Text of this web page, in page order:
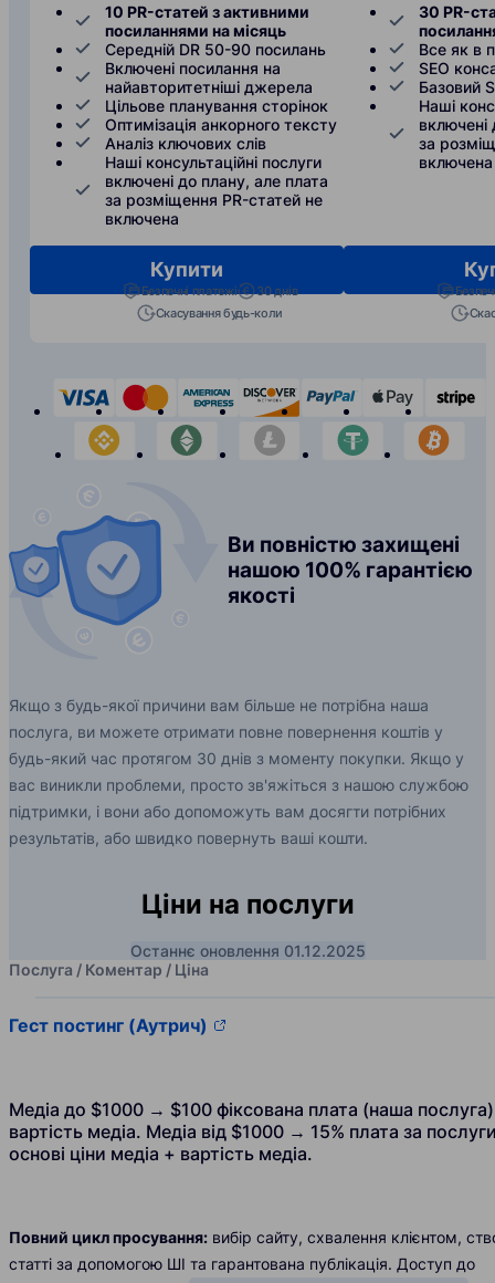
10 PR-статей з активними
посиланнями на місяць
Середній DR 50-90 посилань
Включені посилання на
найавторитетніші джерела
Цільове планування сторінок
Оптимізація анкорного тексту
Аналіз ключових слів
Наші консультаційні послуги
включені до плану, але плата
за розміщення PR-статей не
включена
Купити
Безпечні платежі
30 днів
Скасування будь-коли
30 PR-
Все як в
SEO
Базовий
Наші
включені
за
включена
visa mastercardamerican-express
discover paypal apple-
binance
etherium litecoin tether
Ви повністю захищені
нашою 100% гарантією
якості
Якщо з будь-якої причини вам більше не потрібна наша
послуга, ви можете отримати повне повернення коштів у
будь-який час протягом 30 днів з моменту покупки. Якщо у
вас виникли проблеми, просто зв'яжіться з нашою службою
підтримки, і вони або допоможуть вам досягти потрібних
результатів, або швидко повернуть ваші кошти.
Ціни на послуги
Останнє оновлення 01.12.2025
Послуга / Коментар / Ціна
Гест постинг (Аутрич)
Медіа до $1000 → $100 фіксована плата (наша
вартість медіа. Медіа від $1000 → 15% плата за
основі ціни медіа + вартість медіа.
Повний цикл просування: вибір сайту, схвалення клієнтом,
статті за допомогою ШІ та гарантована публікація. Доступ до